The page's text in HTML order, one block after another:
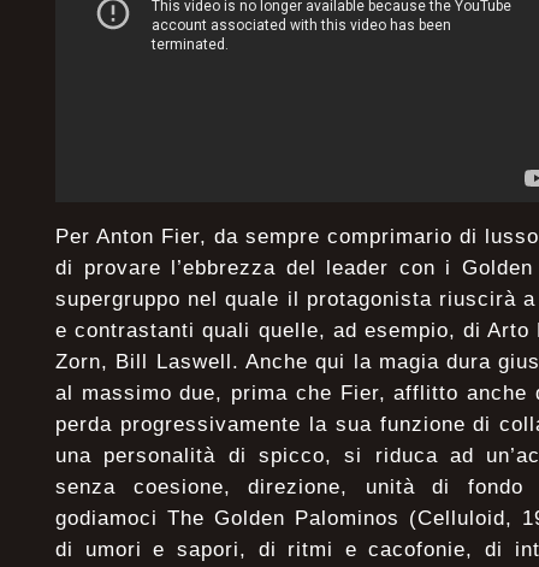
Per Anton Fier, da sempre comprimario di
di provare l’ebbrezza del leader con i
supergruppo nel quale il protagonista riuscirà
e contrastanti quali quelle, ad esempio, di
Zorn, Bill Laswell. Anche qui la magia dura
al massimo due, prima che Fier, afflitto anche
perda progressivamente la sua funzione di
una personalità di spicco, si riduca ad
senza coesione, direzione, unità di fondo
godiamoci The Golden Palominos (Celluloid,
di umori e sapori, di ritmi e cacofonie, di